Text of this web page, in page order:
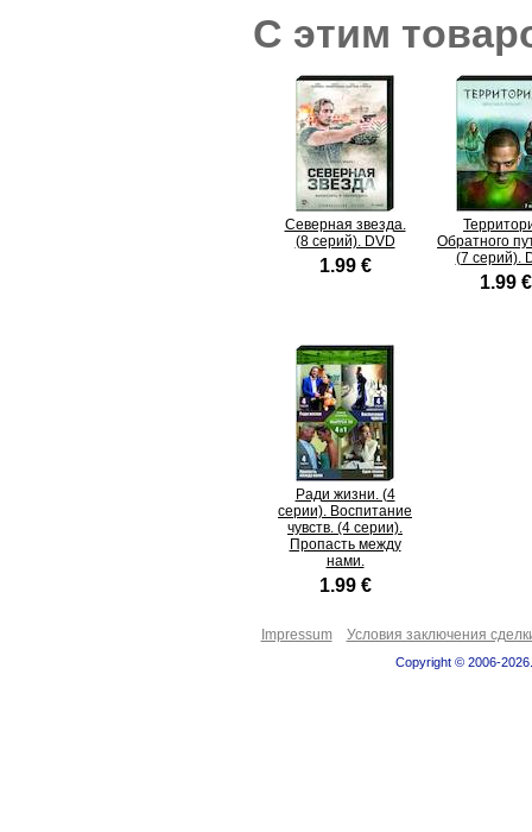
С этим
Северная звезда.
(8 серий). DVD
1.99 €
Обратного
(7 серий).
1.99 €
Ради жизни. (4
серии). Воспитание
чувств. (4 серии).
Пропасть между
нами.
1.99 €
Impressum Условия заключения
Copyright © 2006-